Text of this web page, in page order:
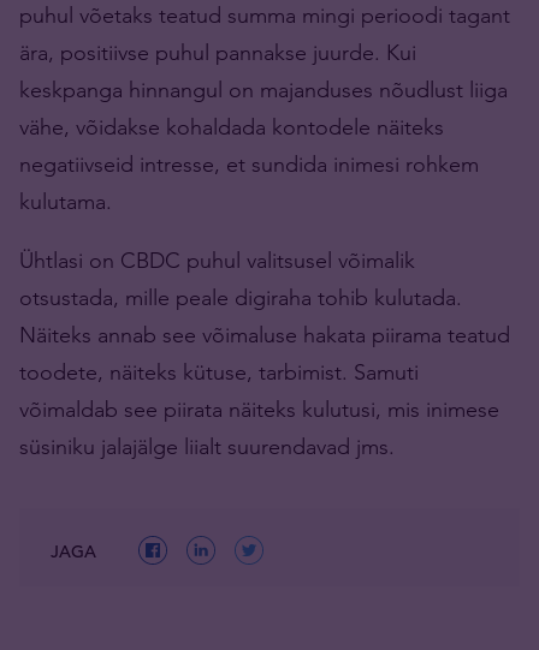
puhul võetaks teatud summa mingi perioodi tagant
ära, positiivse puhul pannakse juurde. Kui
keskpanga hinnangul on majanduses nõudlust liiga
vähe, võidakse kohaldada kontodele näiteks
negatiivseid intresse, et sundida inimesi rohkem
kulutama.
Ühtlasi on CBDC puhul valitsusel võimalik
otsustada, mille peale digiraha tohib kulutada.
Näiteks annab see võimaluse hakata piirama teatud
toodete, näiteks kütuse, tarbimist. Samuti
võimaldab see piirata näiteks kulutusi, mis inimese
süsiniku jalajälge liialt suurendavad jms.
JAGA